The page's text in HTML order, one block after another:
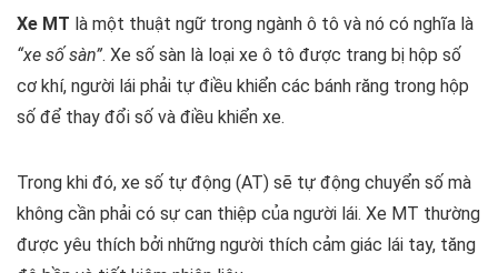
Xe MT là một thuật ngữ trong ngành ô tô và nó có nghĩa là
“xe số sàn”. Xe số sàn là loại xe ô tô được trang bị hộp số
cơ khí, người lái phải tự điều khiển các bánh răng trong hộp
số để thay đổi số và điều khiển xe.
Trong khi đó, xe số tự động (AT) sẽ tự động chuyển số mà
không cần phải có sự can thiệp của người lái. Xe MT thường
được yêu thích bởi những người thích cảm giác lái tay, tăng